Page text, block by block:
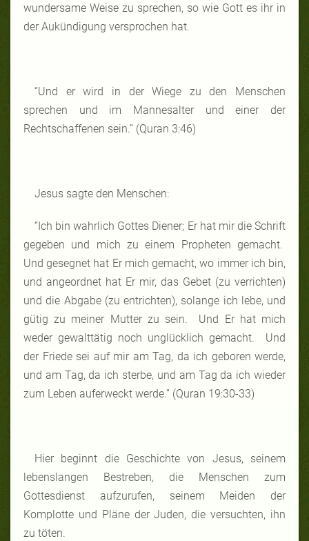
wundersame Weise zu sprechen, so wie Gott es ihr in
der Aukündigung versprochen hat.
“Und er wird in der Wiege zu den Menschen
sprechen und im Mannesalter und einer der
Rechtschaffenen sein.” (Quran 3:46)
Jesus sagte den Menschen:
“Ich bin wahrlich Gottes Diener; Er hat mir die Schrift
gegeben und mich zu einem Propheten gemacht.
Und gesegnet hat Er mich gemacht, wo immer ich bin,
und angeordnet hat Er mir, das Gebet (zu verrichten)
und die Abgabe (zu entrichten), solange ich lebe, und
gütig zu meiner Mutter zu sein. Und Er hat mich
weder gewalttätig noch unglücklich gemacht. Und
der Friede sei auf mir am Tag, da ich geboren werde,
und am Tag, da ich sterbe, und am Tag da ich wieder
zum Leben auferweckt werde.” (Quran 19:30-33)
Hier beginnt die Geschichte von Jesus, seinem
lebenslangen Bestreben, die Menschen zum
Gottesdienst aufzurufen, seinem Meiden der
Komplotte und Pläne der Juden, die versuchten, ihn
zu töten.